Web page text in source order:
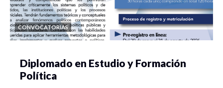
CONVOCATORIAS
Diplomado en Estudio y Formación
Política